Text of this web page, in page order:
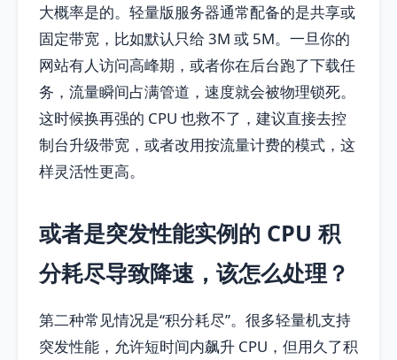
大概率是的。轻量版服务器通常配备的是共享或
固定带宽，比如默认只给 3M 或 5M。一旦你的
网站有人访问高峰期，或者你在后台跑了下载任
务，流量瞬间占满管道，速度就会被物理锁死。
这时候换再强的 CPU 也救不了，建议直接去控
制台升级带宽，或者改用按流量计费的模式，这
样灵活性更高。
或者是突发性能实例的 CPU 积
分耗尽导致降速，该怎么处理？
第二种常见情况是“积分耗尽”。很多轻量机支持
突发性能，允许短时间内飙升 CPU，但用久了积